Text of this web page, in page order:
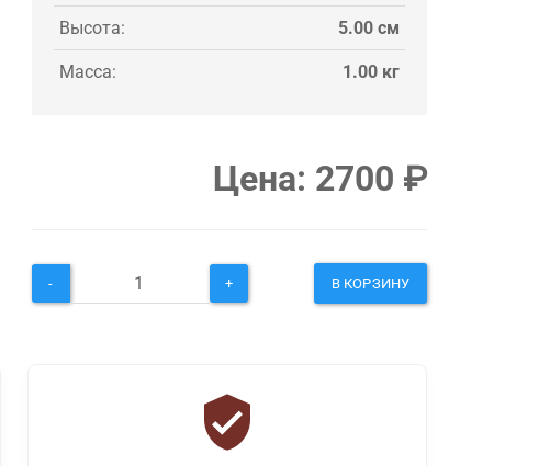
Высота: 5.00 см
Масса: 1.00 кг
Цена: 2700 ₽
- + В КОРЗИНУ